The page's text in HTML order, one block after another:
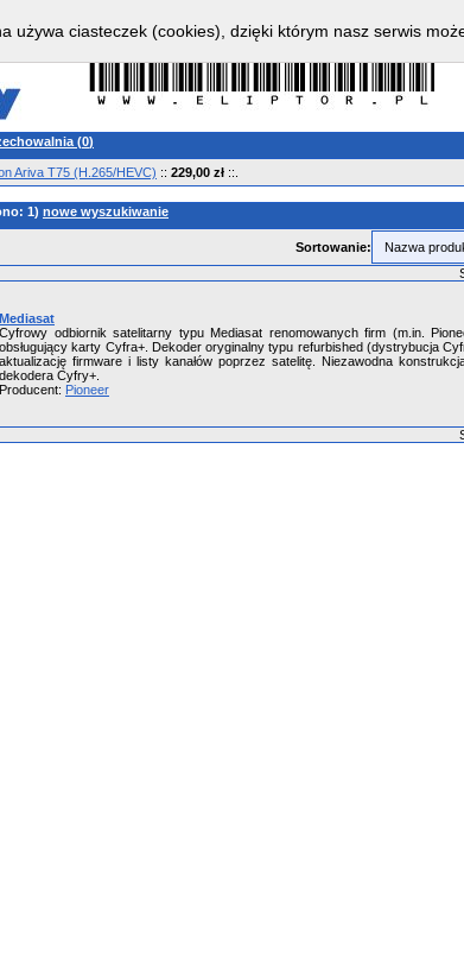
(0)
Ariva T75 (H.265/HEVC) :: 229,00 zł ::.
1) nowe wyszukiwanie
Sortowanie:
Mediasat
Cyfrowy odbiornik satelitarny typu Mediasat renomowanych firm (m.in.
obsługujący karty Cyfra+. Dekoder oryginalny typu refurbished (dystrybucja
aktualizację firmware i listy kanałów poprzez satelitę. Niezawodna
dekodera Cyfry+.
Producent: Pioneer
używa ciasteczek (cookies), dzięki którym nasz serwis